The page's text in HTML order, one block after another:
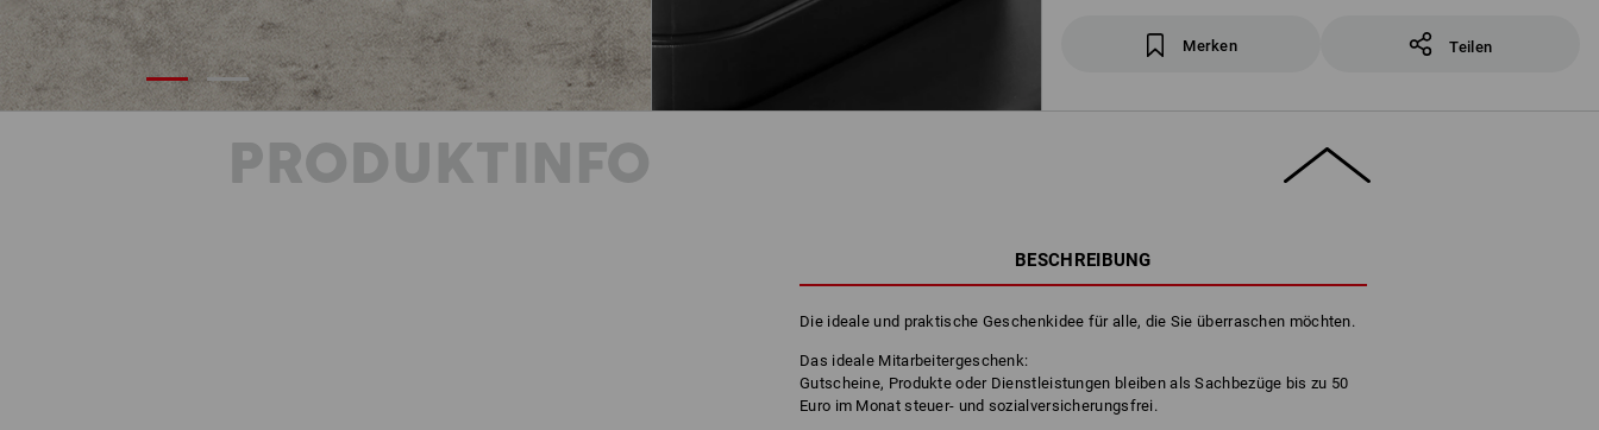
Merken Teilen
PRODUKTINFO
BESCHREIBUNG
Die ideale und praktische Geschenkidee für alle, die Sie überraschen möchten.
Das ideale Mitarbeitergeschenk:
Gutscheine, Produkte oder Dienstleistungen bleiben als Sachbezüge bis zu 50
Euro im Monat steuer- und sozialversicherungsfrei.